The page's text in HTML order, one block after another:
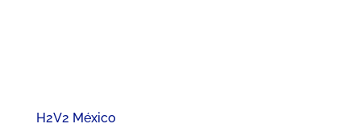
H2V2 México